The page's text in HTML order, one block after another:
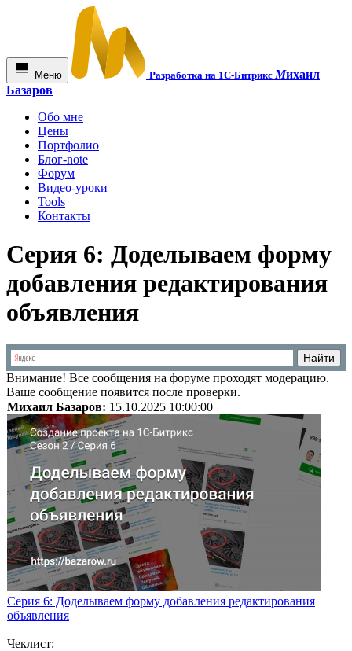
Меню Разработка на 1С-БитриксМихаил
Базаров
Обо мне
Цены
Портфолио
Блог-note
Форум
Видео-уроки
Tools
Контакты
Серия 6: Доделываем форму
добавления редактирования
объявления
Внимание! Все сообщения на форуме проходят модерацию.
Ваше сообщение появится после проверки.
Михаил Базаров: 15.10.2025 10:00:00
Серия 6: Доделываем форму добавления редактирования
объявления
Чеклист: